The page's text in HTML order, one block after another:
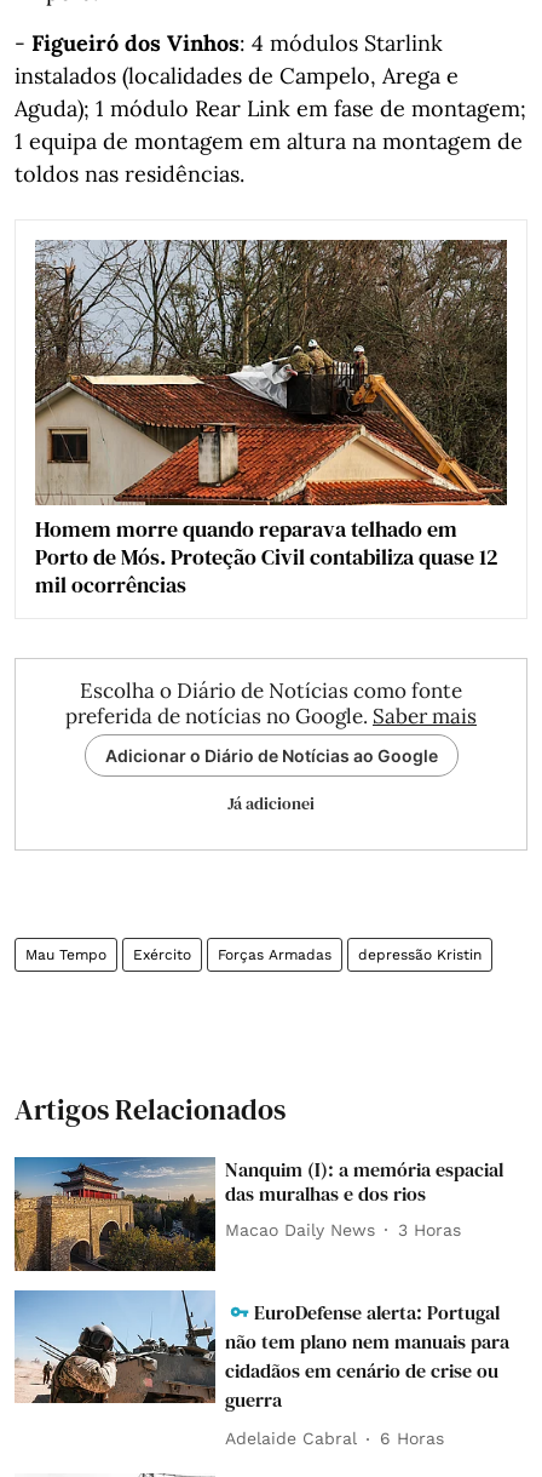
- Figueiró dos Vinhos: 4 módulos Starlink
instalados (localidades de Campelo, Arega e
Aguda); 1 módulo Rear Link em fase de montagem;
1 equipa de montagem em altura na montagem de
toldos nas residências.
Homem morre quando reparava telhado em
Porto de Mós. Proteção Civil contabiliza quase 12
mil ocorrências
Escolha o Diário de Notícias como fonte
preferida de notícias no Google. Saber mais
Adicionar o Diário de Notícias ao Google
Já adicionei
Mau Tempo Exército Forças Armadas depressão Kristin
Artigos Relacionados
Nanquim (I): a memória espacial
das muralhas e dos rios
Macao Daily News 3 Horas
EuroDefense alerta: Portugal
não tem plano nem manuais para
cidadãos em cenário de crise ou
guerra
Adelaide Cabral 6 Horas